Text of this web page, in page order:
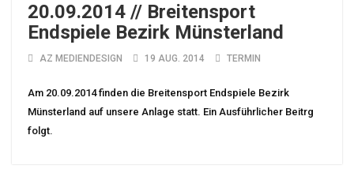
20.09.2014 // Breitensport
Endspiele Bezirk Münsterland
AZ MEDIENDESIGN 19 AUG. 2014 TERMIN
Am 20.09.2014 finden die Breitensport Endspiele Bezirk
Münsterland auf unsere Anlage statt. Ein Ausführlicher Beitrg
folgt.